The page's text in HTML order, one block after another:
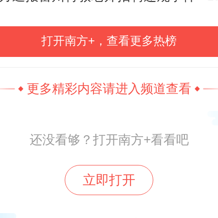
续走热。打开南方+，查看更多热榜
更多精彩内容请进入频道查看
还没看够？打开南方+看看吧
立即打开